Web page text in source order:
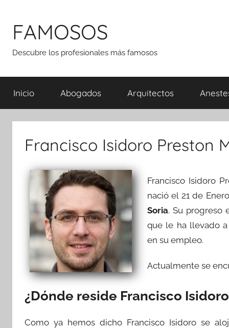
contenido
FAMOSOS
Descubre los profesionales más famosos
Inicio Abogados Arquitectos
Francisco Isidoro Preston
Francisco Isidoro
nació el 21 de
Soria. Su progreso
que le ha llevado
en su empleo.
Actualmente se
¿Dónde reside Francisco
Como ya hemos dicho Francisco Isidoro se